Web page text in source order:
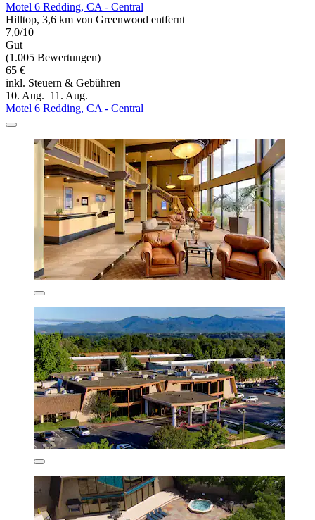
Motel 6 Redding, CA - Central
Hilltop, 3,6 km von Greenwood entfernt
7,0/10
Gut
(1.005 Bewertungen)
65 €
inkl. Steuern & Gebühren
10. Aug.–11. Aug.
Motel 6 Redding, CA - Central